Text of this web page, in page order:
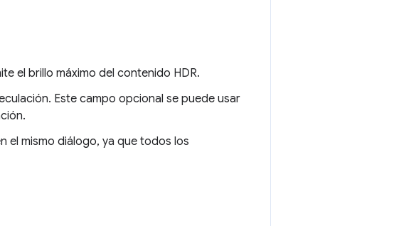
el brillo máximo del contenido HDR.
Este campo opcional se puede usar
el mismo diálogo, ya que todos los